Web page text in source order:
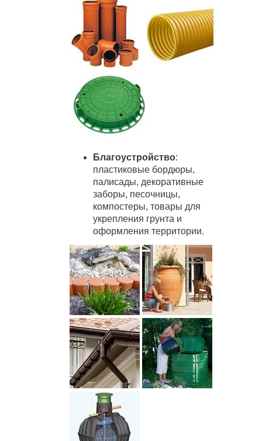
Благоустройство:
пластиковые бордюры,
палисады, декоративные
заборы, песочницы,
компостеры, товары для
укрепления грунта и
оформления территории.